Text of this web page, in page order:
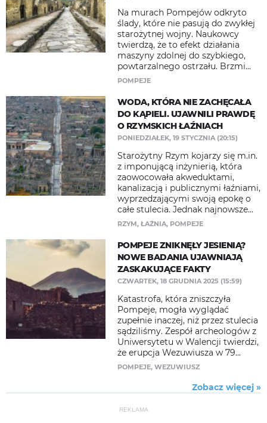
Na murach Pompejów odkryto
ślady, które nie pasują do zwykłej
starożytnej wojny. Naukowcy
twierdzą, że to efekt działania
maszyny zdolnej do szybkiego,
powtarzalnego ostrzału. Brzmi...
POMPEJE
WODA, KTÓRA NIE ZACHĘCAŁA
DO KĄPIELI. UJAWNILI PRAWDĘ
O RZYMSKICH ŁAŹNIACH
PONIEDZIAŁEK, 19 STYCZNIA (20:15)
Starożytny Rzym kojarzy się m.in.
z imponującą inżynierią, która
zaowocowała akweduktami,
kanalizacją i publicznymi łaźniami,
wyprzedzającymi swoją epokę o
całe stulecia. Jednak najnowsze...
RZYM, ŁAŹNIA, POMPEJE
POMPEJE ZNIKNĘŁY JESIENIĄ?
NOWE BADANIA UJAWNIAJĄ
ZASKAKUJĄCE FAKTY
CZWARTEK, 18 GRUDNIA 2025 (15:59)
Katastrofa, która zniszczyła
Pompeje, mogła wyglądać
zupełnie inaczej, niż przez stulecia
sądziliśmy. Zespół archeologów z
Uniwersytetu w Walencji twierdzi,
że erupcja Wezuwiusza w 79...
POMPEJE, WEZUWIUSZ
Zobacz więcej »
REKLAMA